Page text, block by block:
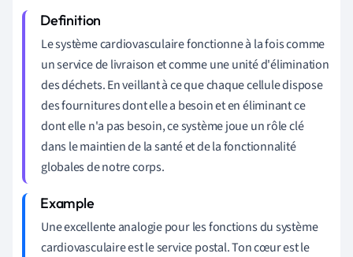
Le système cardiovasculaire fonctionne à la fois comme
un service de livraison et comme une unité d'élimination
des déchets. En veillant à ce que chaque cellule dispose
des fournitures dont elle a besoin et en éliminant ce
dont elle n'a pas besoin, ce système joue un rôle clé
dans le maintien de la santé et de la fonctionnalité
globales de notre corps.
Une excellente analogie pour les fonctions du système
cardiovasculaire est le service postal. Ton cœur est le